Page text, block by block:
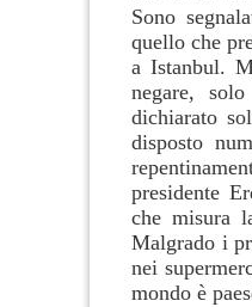
Sono
quello che
a Istanbul.
negare,
dichiarato
disposto
presidente
che misura
Malgrado i
nei
mondo è